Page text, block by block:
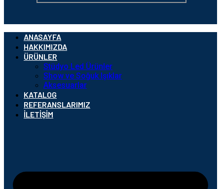
ANASAYFA
HAKKIMIZDA
ÜRÜNLER
Stüdyo Led Ürünler
Show ve Soğuk Işıklar
Aksesuarlar
KATALOG
REFERANSLARIMIZ
İLETIŞIM